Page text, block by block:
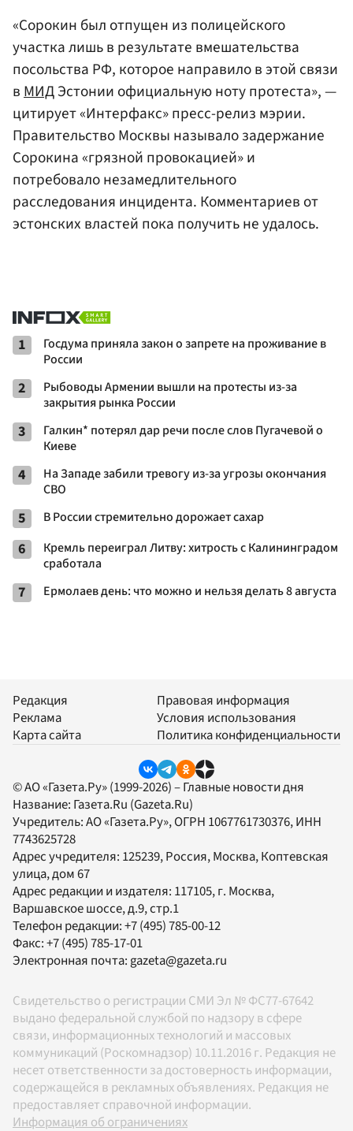
«Сорокин был отпущен из полицейского
участка лишь в результате вмешательства
посольства РФ, которое направило в этой связи
вМИДЭстонии официальную ноту протеста», —
цитирует «Интерфакс» пресс-релиз мэрии.
Правительство Москвы называло задержание
Сорокина «грязной провокацией» и
потребовало незамедлительного
расследования инцидента. Комментариев от
эстонских властей пока получить не удалось.
1
Госдума приняла закон о запрете на проживание в
России
2
Рыбоводы Армении вышли на протесты из-за
закрытия рынка России
3
Галкин* потерял дар речи после слов Пугачевой о
Киеве
4
На Западе забили тревогу из-за угрозы окончания
СВО
5 В России стремительно дорожает сахар
6
Кремль переиграл Литву: хитрость с Калининградом
сработала
7 Ермолаев день: что можно и нельзя делать 8 августа
Редакция
Реклама
Карта сайта
Правовая информация
Условия использования
Политика конфиденциальности
© АО «Газета.Ру» (1999-2026) – Главные новости дня
Название: Газета.Ru (Gazeta.Ru)
Учредитель:АО «Газета.Ру», ОГРН 1067761730376, ИНН
7743625728
Адрес учредителя: 125239, Россия, Москва, Коптевская
улица, дом 67
Адрес редакции и издателя: 117105, г. Москва,
Варшавское шоссе, д.9, стр.1
Телефон редакции:+7 (495) 785-00-12
Факс:+7 (495) 785-17-01
Электронная почта:gazeta@gazeta.ru
Свидетельство о регистрации СМИ Эл № ФС77-67642
выдано федеральной службой по надзору в сфере
связи, информационных технологий и массовых
коммуникаций (Роскомнадзор) 10.11.2016 г. Редакция не
несет ответственности за достоверность информации,
содержащейся в рекламных объявлениях. Редакция не
предоставляет справочной информации.
Информация об ограничениях